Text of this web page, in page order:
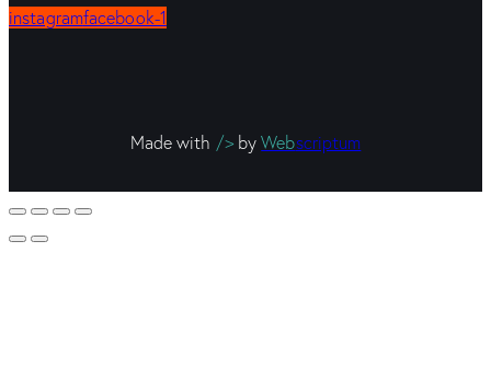
instagramfacebook-1
Made with />byWebscriptum